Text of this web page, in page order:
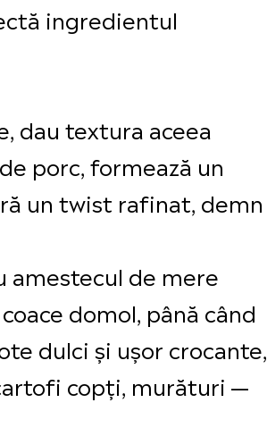
ingredientul
dau textura aceea
porc, formează un
un twist rafinat, demn
amestecul de mere
domol, până când
dulci și ușor crocante,
copți, murături —